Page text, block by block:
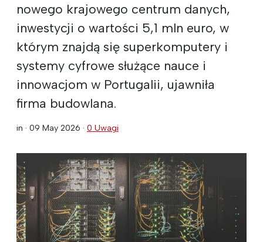
nowego krajowego centrum danych,
inwestycji o wartości 5,1 mln euro, w
którym znajdą się superkomputery i
systemy cyfrowe służące nauce i
innowacjom w Portugalii, ujawniła
firma budowlana.
in · 09 May 2026 · 0 Uwagi